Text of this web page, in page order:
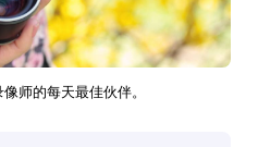
师的每天最佳伙伴。